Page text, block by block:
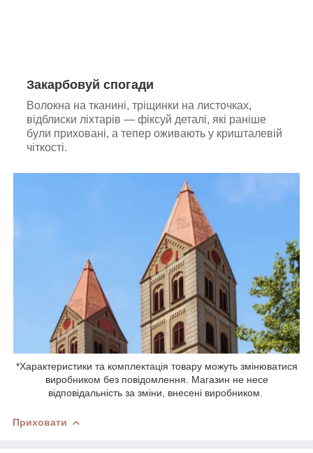
Закарбовуй спогади
Волокна на тканині, тріщинки на листочках,
відблиски ліхтарів — фіксуй деталі, які раніше
були приховані, а тепер оживають у кришталевій
чіткості.
*Характеристики та комплектація товару можуть змінюватися
виробником без повідомлення. Магазин не несе
відповідальність за зміни, внесені виробником.
Приховати